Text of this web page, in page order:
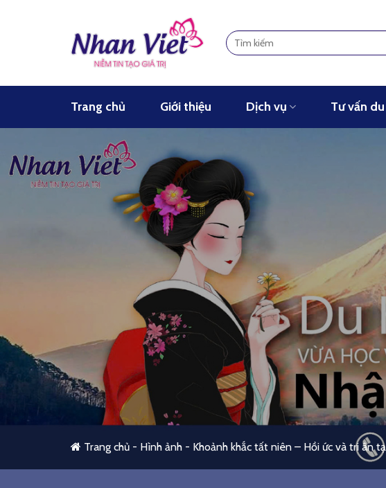
Trang chủ Giới thiệu Dịch vụ Tư vấn
Trang chủ - Hình ảnh - Khoảnh khắc tất niên – Hồi ức và tri ân